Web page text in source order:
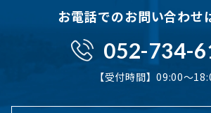
お電話でのお問い合わせ
052-734-
【受付時間】09:00〜